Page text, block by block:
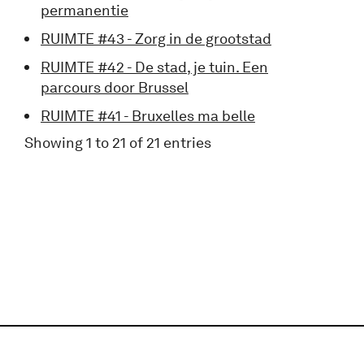
permanentie
RUIMTE #43 - Zorg in de grootstad
RUIMTE #42 - De stad, je tuin. Een
parcours door Brussel
RUIMTE #41 - Bruxelles ma belle
Showing 1 to 21 of 21 entries